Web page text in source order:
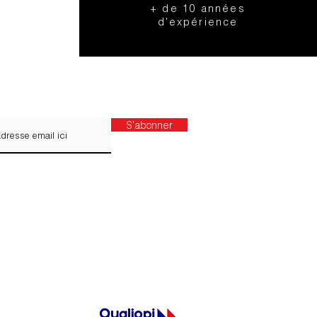
+ de 10 années
d'expérience
S'abonner